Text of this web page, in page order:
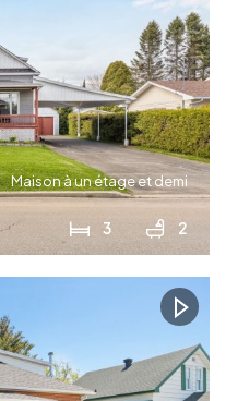
Maison à un étage et demi
3 2